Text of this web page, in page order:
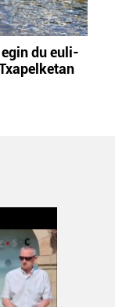
du euli-